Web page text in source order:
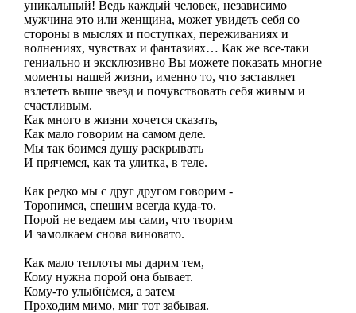
уникальный! Ведь каждый человек, независимо
мужчина это или женщина, может увидеть себя со
стороны в мыслях и поступках, переживаниях и
волнениях, чувствах и фантазиях… Как же все-таки
гениально и эксклюзивно Вы можете показать многие
моменты нашей жизни, именно то, что заставляет
взлететь выше звезд и почувствовать себя живым и
счастливым.
Как много в жизни хочется сказать,
Как мало говорим на самом деле.
Мы так боимся душу раскрывать
И прячемся, как та улитка, в теле.
Как редко мы с друг другом говорим -
Торопимся, спешим всегда куда-то.
Порой не ведаем мы сами, что творим
И замолкаем снова виновато.
Как мало теплоты мы дарим тем,
Кому нужна порой она бывает.
Кому-то улыбнёмся, а затем
Проходим мимо, миг тот забывая.